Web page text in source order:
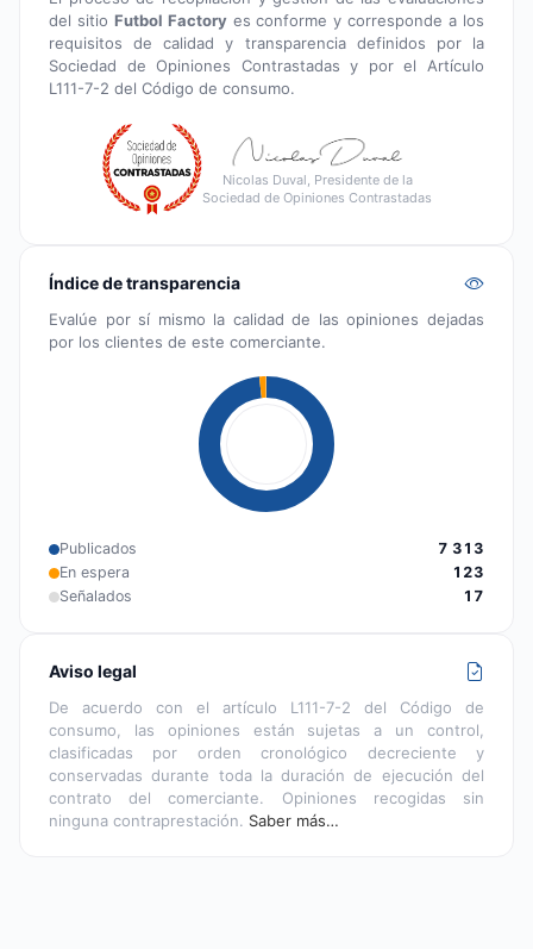
del sitio Futbol Factoryes conforme y corresponde a los
requisitos de calidad y transparencia definidos por la
Sociedad de Opiniones Contrastadas y por el Artículo
L111-7-2 del Código de consumo.
Nicolas Duval, Presidente de la
Sociedad de Opiniones Contrastadas
Índice de transparencia
Evalúe por sí mismo la calidad de las opiniones dejadas
por los clientes de este comerciante.
Publicados
7 313
En espera
123
Señalados
17
Aviso legal
De acuerdo con el artículo L111-7-2 del Código de
consumo, las opiniones están sujetas a un control,
clasificadas por orden cronológico decreciente y
conservadas durante toda la duración de ejecución del
contrato del comerciante. Opiniones recogidas sin
ninguna contraprestación. Saber más…